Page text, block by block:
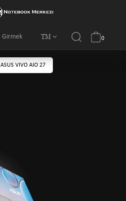
Girmek TM 0
ASUS VIVO AIO 27